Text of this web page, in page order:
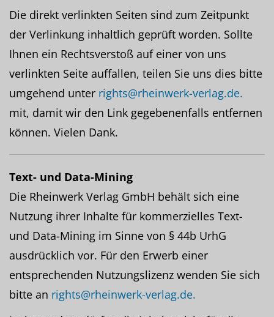
Die direkt verlinkten Seiten sind zum Zeitpunkt
der Verlinkung inhaltlich geprüft worden. Sollte
Ihnen ein Rechtsverstoß auf einer von uns
verlinkten Seite auffallen, teilen Sie uns dies bitte
umgehend unter rights@rheinwerk-verlag.de.
mit, damit wir den Link gegebenenfalls entfernen
können. Vielen Dank.
Text- und Data-Mining
Die Rheinwerk Verlag GmbH behält sich eine
Nutzung ihrer Inhalte für kommerzielles Text-
und Data-Mining im Sinne von § 44b UrhG
ausdrücklich vor. Für den Erwerb einer
entsprechenden Nutzungslizenz wenden Sie sich
bitte an rights@rheinwerk-verlag.de.